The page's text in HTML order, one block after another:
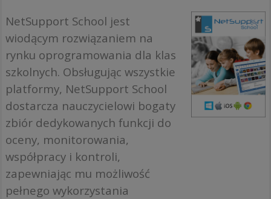
NetSupport School jest
wiodącym rozwiązaniem na
rynku oprogramowania dla klas
szkolnych. Obsługując wszystkie
platformy, NetSupport School
dostarcza nauczycielowi bogaty
zbiór dedykowanych funkcji do
oceny, monitorowania,
współpracy i kontroli,
zapewniając mu możliwość
pełnego wykorzystania